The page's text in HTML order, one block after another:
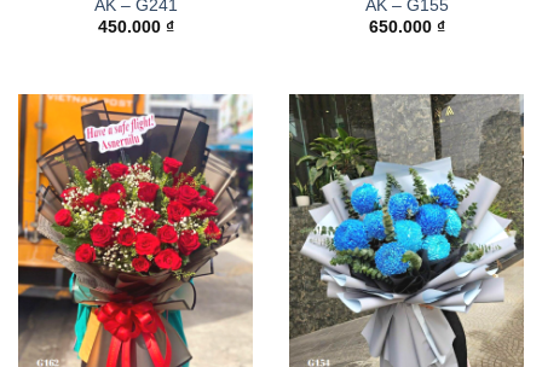
AK – G241
450.000 ₫
AK – G155
650.000 ₫